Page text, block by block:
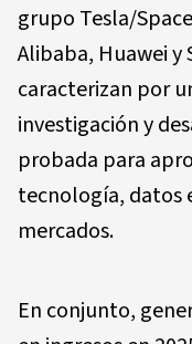
grupo Tesla/
Alibaba, Huawei y
caracterizan por
investigación y
probada para
tecnología, datos
mercados.
En conjunto,